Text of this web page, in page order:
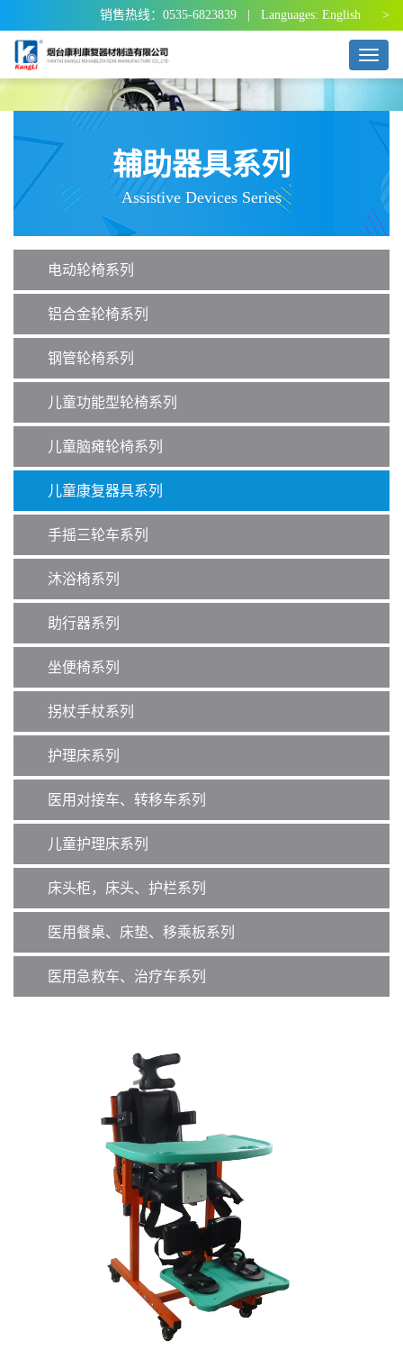
销售热线：0535-6823839 | Languages: English >
T
o
g
i
g
i
辅助器具系列
Assistive Devices Series
电动轮椅系列
铝合金轮椅系列
钢管轮椅系列
儿童功能型轮椅系列
儿童脑瘫轮椅系列
儿童康复器具系列
手摇三轮车系列
沐浴椅系列
助行器系列
坐便椅系列
拐杖手杖系列
护理床系列
医用对接车、转移车系列
儿童护理床系列
床头柜，床头、护栏系列
医用餐桌、床垫、移乘板系列
医用急救车、治疗车系列